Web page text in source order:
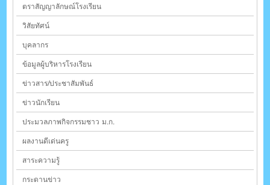
ตราสัญญาลักษณ์โรงเรียน
วิสัยทัศน์
บุคลากร
ข้อมูลผู้บริหารโรงเรียน
ข่าวสาร/ประชาสัมพันธ์
ข่าวนักเรียน
ประมวลภาพกิจกรรมชาว ม.ก.
ผลงานดีเด่นครู
สาระความรู้
กระดานข่าว